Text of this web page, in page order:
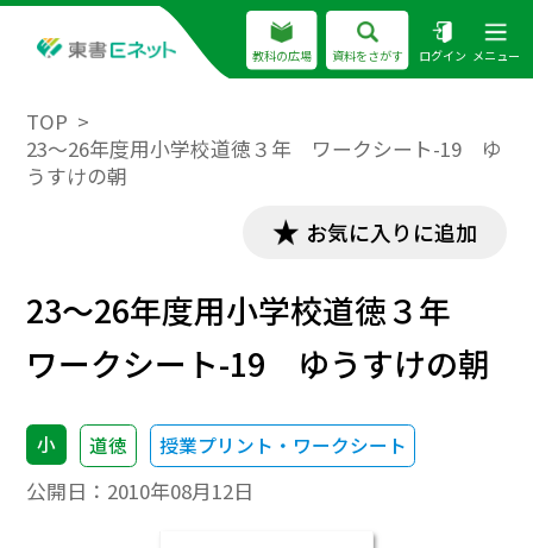
教科の広場 資料をさがす ログイン メニュー
TOP
23～26年度用小学校道徳３年 ワークシート-19 ゆ
うすけの朝
お気に入りに追加
23～26年度用小学校道徳３年
ワークシート-19 ゆうすけの朝
小 道徳 授業プリント・ワークシート
公開日： 2010年08月12日